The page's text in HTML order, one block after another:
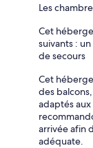
Les
Cet
suivants :
de secours
Cet
des
adaptés aux
arrivée afin
adéquate.